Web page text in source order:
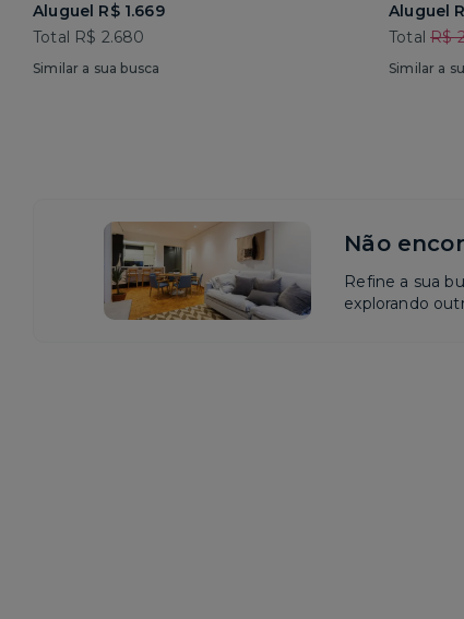
Aluguel R$ 1.669
Total R$ 2.680
Similar a sua busca
Aluguel
TotalR$
Similar a
Não
Refine a sua
explorando